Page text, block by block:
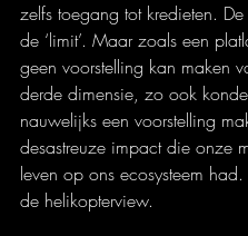
zelfs toegang tot kredieten. De
de ‘limit’. Maar zoals een
geen voorstelling kan maken
derde dimensie, zo ook
nauwelijks een voorstelling
desastreuze impact die onze
leven op ons ecosysteem
de helikopterview.